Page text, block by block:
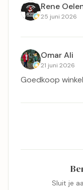
Rene
25 juni 2026
Omar Ali
21 juni 2026
Goedkoop winkel
Sluit je